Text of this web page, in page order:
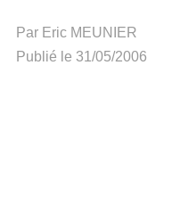
Par Eric MEUNIER
Publié le 31/05/2006